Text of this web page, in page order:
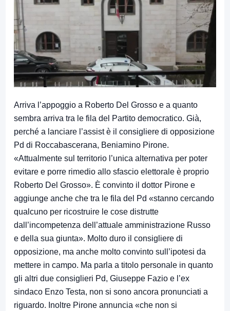
Arriva l’appoggio a Roberto Del Grosso e a quanto
sembra arriva tra le fila del Partito democratico. Già,
perché a lanciare l’assist è il consigliere di opposizione
Pd di Roccabascerana, Beniamino Pirone.
«Attualmente sul territorio l’unica alternativa per poter
evitare e porre rimedio allo sfascio elettorale è proprio
Roberto Del Grosso». È convinto il dottor Pirone e
aggiunge anche che tra le fila del Pd «stanno cercando
qualcuno per ricostruire le cose distrutte
dall’incompetenza dell’attuale amministrazione Russo
e della sua giunta». Molto duro il consigliere di
opposizione, ma anche molto convinto sull’ipotesi da
mettere in campo. Ma parla a titolo personale in quanto
gli altri due consiglieri Pd, Giuseppe Fazio e l’ex
sindaco Enzo Testa, non si sono ancora pronunciati a
riguardo. Inoltre Pirone annuncia «che non si